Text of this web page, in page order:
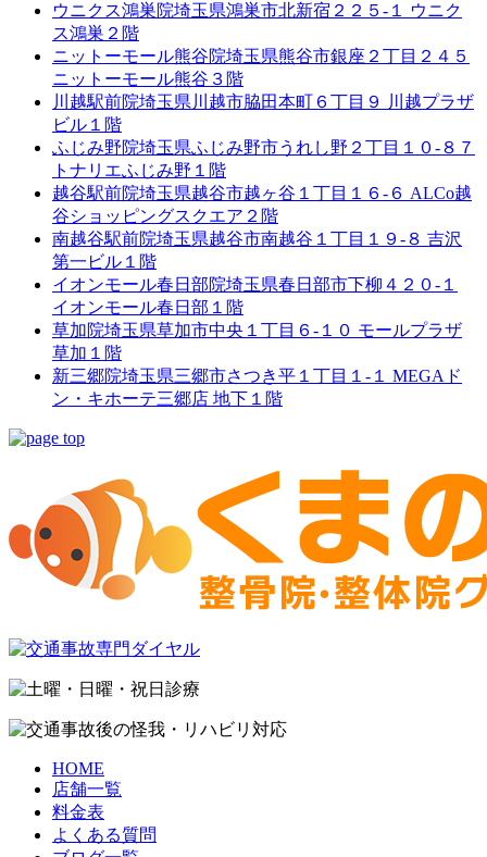
ウニクス鴻巣院埼玉県鴻巣市北新宿２２５-１ ウニク
ス鴻巣２階
ニットーモール熊谷院埼玉県熊谷市銀座２丁目２４５
ニットーモール熊谷３階
川越駅前院埼玉県川越市脇田本町６丁目９ 川越プラザ
ビル１階
ふじみ野院埼玉県ふじみ野市うれし野２丁目１０-８７
トナリエふじみ野１階
越谷駅前院埼玉県越谷市越ヶ谷１丁目１６-６ ALCo越
谷ショッピングスクエア２階
南越谷駅前院埼玉県越谷市南越谷１丁目１９-８ 吉沢
第一ビル１階
イオンモール春日部院埼玉県春日部市下柳４２０-１
イオンモール春日部１階
草加院埼玉県草加市中央１丁目６-１０ モールプラザ
草加１階
新三郷院埼玉県三郷市さつき平１丁目１-１ MEGAド
ン・キホーテ三郷店 地下１階
HOME
店舗一覧
料金表
よくある質問